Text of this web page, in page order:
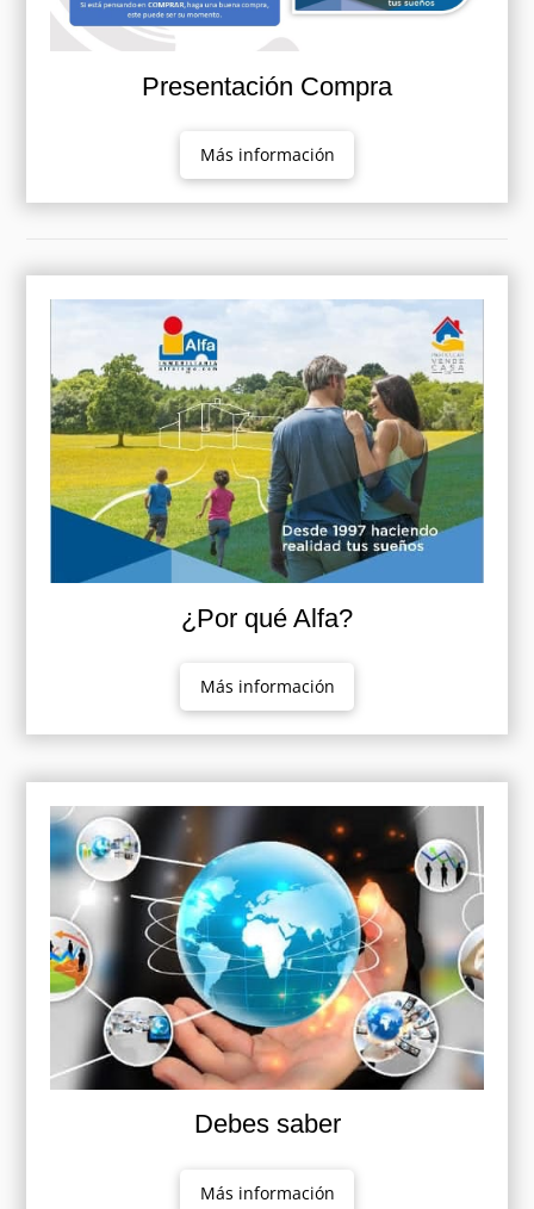
Presentación Compra
Más información
¿Por qué Alfa?
Más información
Debes saber
Más información